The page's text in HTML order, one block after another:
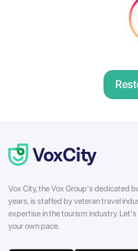
Vox City, the Vox Group's dedicated
years, is staffed by veteran travel
expertise in the tourism industry.
your own pace.